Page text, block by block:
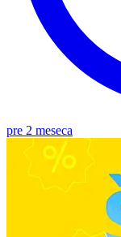
pre 2 meseca